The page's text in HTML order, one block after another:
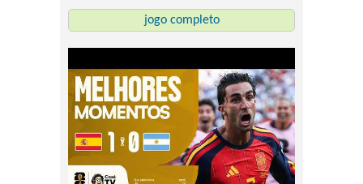
jogo completo